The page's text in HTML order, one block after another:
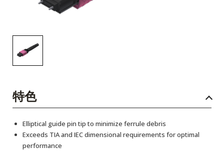
订阅
特色
Elliptical guide pin tip to minimize ferrule debris
Exceeds TIA and IEC dimensional requirements for optimal
performance